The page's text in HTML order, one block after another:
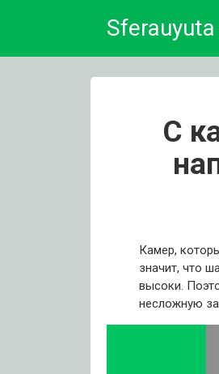
Sferauyuta
С
Камер,
значит, что
высоки.
несложную